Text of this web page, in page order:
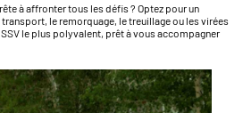
à affronter tous les défis ? Optez pour un
transport, le remorquage, le treuillage ou les virées
le plus polyvalent, prêt à vous accompagner